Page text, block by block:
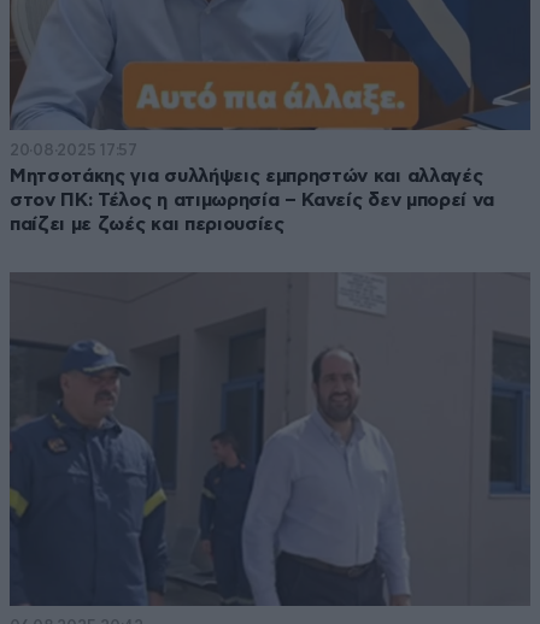
20·08·2025 17:57
Μητσοτάκης για συλλήψεις εμπρηστών και αλλαγές
στον ΠΚ: Τέλος η ατιμωρησία – Κανείς δεν μπορεί να
παίζει με ζωές και περιουσίες